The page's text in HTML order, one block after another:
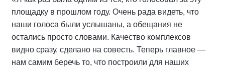
площадку в прошлом году. Очень рада видеть, что
наши голоса были услышаны, а обещания не
остались просто словами. Качество комплексов
видно сразу, сделано на совесть. Теперь главное —
нам самим беречь то, что построили для наших